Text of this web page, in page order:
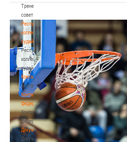
Тренерский
совет
Республиканская
коллегия
судей
Республиканская
коллегия
судей
Контакты
Контакты
Контакты
федерации
Контакты
федерации
Документы
Документы